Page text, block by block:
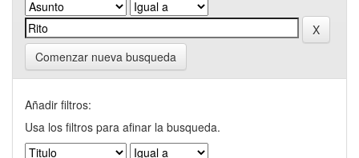
Comenzar nueva busqueda
Añadir filtros:
Usa los filtros para afinar la busqueda.